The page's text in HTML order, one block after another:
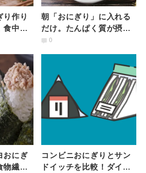
り作り
食中毒
理栄
朝「おにぎり」に入れる
だけ。たんぱく質が摂れ
る具材3選｜管理栄養士が
0
おにぎ
物繊維
コンビニおにぎりとサン
ドイッチを比較！ダイエ